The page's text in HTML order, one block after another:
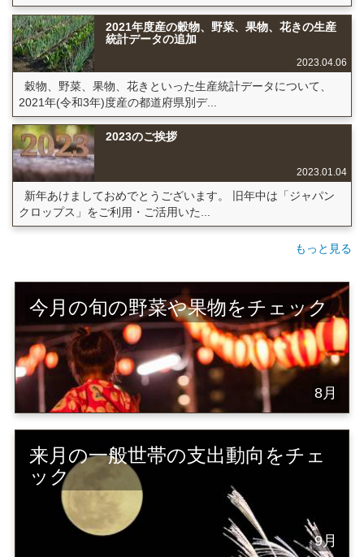
2021年度産の穀物、野菜、果物、花きの生産
統計データの追加
2023.04.06
穀物、野菜、果物、花きといった生産統計データについて、
2021年(令和3年)度産の都道府県別デ...
2023のご挨拶
2023.01.04
新年あけましておめでとうございます。 旧年中は「ジャパン
クロップス」をご利用・ご活用いた...
もっと見る
今月の旬の野菜や果物をチェック
8月
来月の一般世帯の支出動向をチェ
ック
9月